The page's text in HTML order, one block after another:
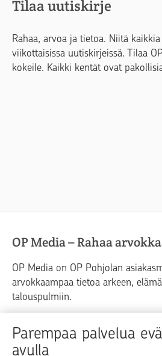
Parempaa palvelua
avulla
Tilaa uutiskirje
Rahaa, arvoa ja tietoa. Niitä
viikottaisissa uutiskirjeissä. Tilaa
kokeile. Kaikki kentät ovat
OP Media – Rahaa
OP Media on OP Pohjolan
arvokkaampaa tietoa arkeen,
talouspulmiin.
Raha Elämä
Blogit ja puheenvuorot